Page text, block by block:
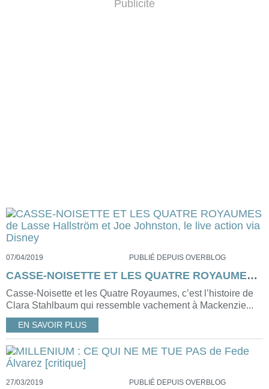
Publicité
07/04/2019 PUBLIÉ DEPUIS OVERBLOG
CASSE-NOISETTE ET LES QUATRE ROYAUMES de Lasse Hallström et Joe Johnston, le live action via Disney
Casse-Noisette et les Quatre Royaumes, c’est l’histoire de
Clara Stahlbaum qui ressemble vachement à Mackenzie...
EN SAVOIR PLUS
27/03/2019 PUBLIÉ DEPUIS OVERBLOG